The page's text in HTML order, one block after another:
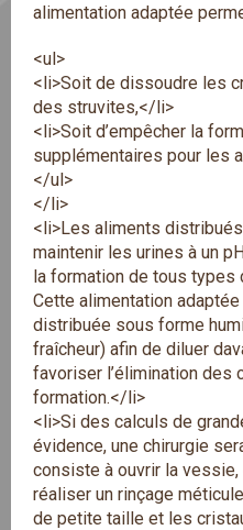
alimentation adaptée
<ul>
<li>Soit de dissoudre les
des struvites,</li>
<li>Soit d’empêcher la
supplémentaires pour les
</ul>
</li>
<li>Les aliments
maintenir les urines à un
la formation de tous types
Cette alimentation
distribuée sous forme
fraîcheur) afin de diluer
favoriser l’élimination des
formation.</li>
<li>Si des calculs de
évidence, une chirurgie
consiste à ouvrir la
réaliser un rinçage
de petite taille et les